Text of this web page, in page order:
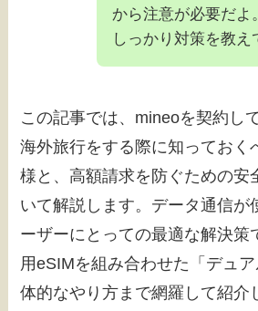
から注意が必要だよ
しっかり対策を教え
この記事では、mineoを契約し
海外旅行をする際に知っておく
様と、高額請求を防ぐための安
いて解説します。データ通信が
ーザーにとっての最適な解決策
用eSIMを組み合わせた「デュ
体的なやり方まで網羅して紹介